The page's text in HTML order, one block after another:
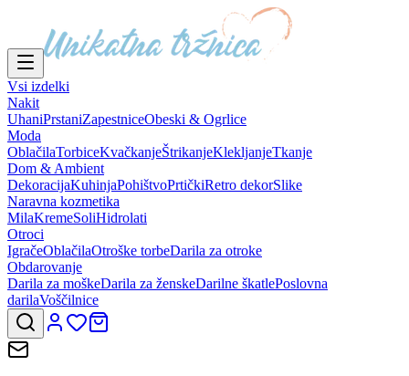
Vsi izdelki
Nakit
UhaniPrstaniZapestniceObeski & Ogrlice
Moda
OblačilaTorbiceKvačkanjeŠtrikanjeKlekljanjeTkanje
Dom & Ambient
DekoracijaKuhinjaPohištvoPrtičkiRetro dekorSlike
Naravna kozmetika
MilaKremeSoliHidrolati
Otroci
IgračeOblačilaOtroške torbeDarila za otroke
Obdarovanje
Darila za moškeDarila za ženskeDarilne škatlePoslovna
darilaVoščilnice